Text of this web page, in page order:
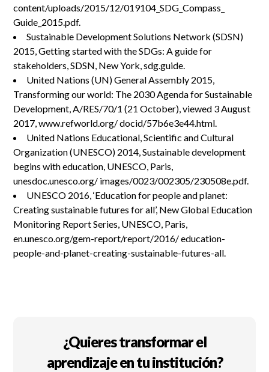
content/uploads/2015/12/019104_SDG_Compass_
Guide_2015.pdf.
Sustainable Development Solutions Network (SDSN)
2015, Getting started with the SDGs: A guide for
stakeholders, SDSN, New York, sdg.guide.
United Nations (UN) General Assembly 2015,
Transforming our world: The 2030 Agenda for Sustainable
Development, A/RES/70/1 (21 October), viewed 3 August
2017, www.refworld.org/ docid/57b6e3e44.html.
United Nations Educational, Scientific and Cultural
Organization (UNESCO) 2014, Sustainable development
begins with education, UNESCO, Paris,
unesdoc.unesco.org/ images/0023/002305/230508e.pdf.
UNESCO 2016, ‘Education for people and planet:
Creating sustainable futures for all’, New Global Education
Monitoring Report Series, UNESCO, Paris,
en.unesco.org/gem-report/report/2016/ education-
people-and-planet-creating-sustainable-futures-all.
¿Quieres transformar el
aprendizaje en tu institución?